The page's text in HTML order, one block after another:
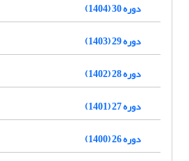
دوره 30 (1404)
دوره 29 (1403)
دوره 28 (1402)
دوره 27 (1401)
دوره 26 (1400)